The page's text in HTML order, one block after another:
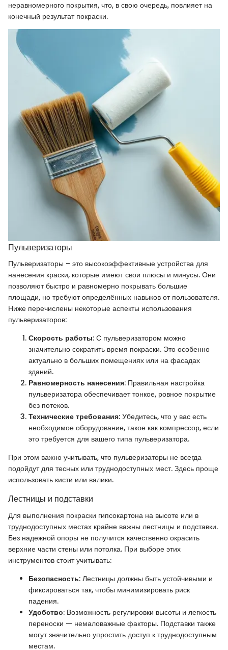
неравномерного покрытия, что, в свою очередь, повлияет на
конечный результат покраски.
Пульверизаторы
Пульверизаторы – это высокоэффективные устройства для
нанесения краски, которые имеют свои плюсы и минусы. Они
позволяют быстро и равномерно покрывать большие
площади, но требуют определённых навыков от пользователя.
Ниже перечислены некоторые аспекты использования
пульверизаторов:
Скорость работы: С пульверизатором можно
значительно сократить время покраски. Это особенно
актуально в больших помещениях или на фасадах
зданий.
Равномерность нанесения: Правильная настройка
пульверизатора обеспечивает тонкое, ровное покрытие
без потеков.
Технические требования: Убедитесь, что у вас есть
необходимое оборудование, такое как компрессор, если
это требуется для вашего типа пульверизатора.
При этом важно учитывать, что пульверизаторы не всегда
подойдут для тесных или труднодоступных мест. Здесь проще
использовать кисти или валики.
Лестницы и подставки
Для выполнения покраски гипсокартона на высоте или в
труднодоступных местах крайне важны лестницы и подставки.
Без надежной опоры не получится качественно окрасить
верхние части стены или потолка. При выборе этих
инструментов стоит учитывать:
Безопасность: Лестницы должны быть устойчивыми и
фиксироваться так, чтобы минимизировать риск
падения.
Удобство: Возможность регулировки высоты и легкость
переноски — немаловажные факторы. Подставки также
могут значительно упростить доступ к труднодоступным
местам.